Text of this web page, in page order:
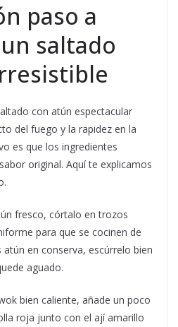
paso a
saltado
con atún espectacular
del fuego y la rapidez en la
es que los ingredientes
original. Aquí te explicamos
fresco, córtalo en trozos
para que se cocinen de
en conserva, escúrrelo bien
aguado.
bien caliente, añade un poco
roja junto con el ají amarillo